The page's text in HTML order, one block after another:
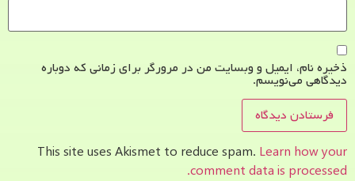
ذخیره نام، ایمیل و وبسایت من در مرورگر برای زمانی که دوباره
دیدگاهی می‌نویسم.
This site uses Akismet to reduce spam. Learn how your
comment data is processed.